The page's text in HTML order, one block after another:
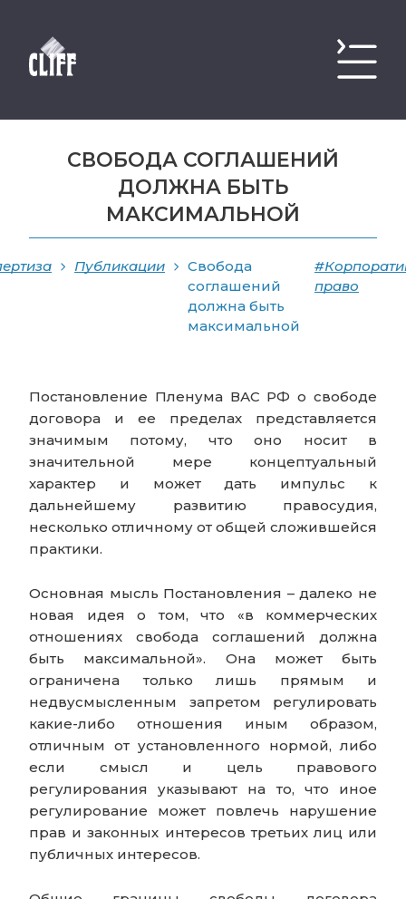
СВОБОДА СОГЛАШЕНИЙ
ДОЛЖНА БЫТЬ
МАКСИМАЛЬНОЙ
Публикации
Свобода
соглашений
должна быть
максимальной
право
Постановление Пленума ВАС РФ о свободе
договора и ее пределах представляется
значимым потому, что оно носит в
значительной мере концептуальный
характер и может дать импульс к
дальнейшему развитию правосудия,
несколько отличному от общей сложившейся
практики.
Основная мысль Постановления – далеко не
новая идея о том, что «в коммерческих
отношениях свобода соглашений должна
быть максимальной». Она может быть
ограничена только лишь прямым и
недвусмысленным запретом регулировать
какие-либо отношения иным образом,
отличным от установленного нормой, либо
если смысл и цель правового
регулирования указывают на то, что иное
регулирование может повлечь нарушение
прав и законных интересов третьих лиц или
публичных интересов.